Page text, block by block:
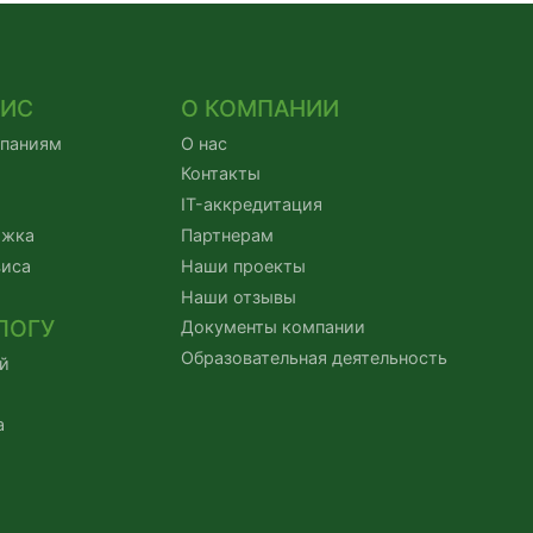
О КОМПАНИИ
О нас
Контакты
IT-аккредитация
Партнерам
Наши проекты
Наши отзывы
Документы компании
Образовательная деятельность